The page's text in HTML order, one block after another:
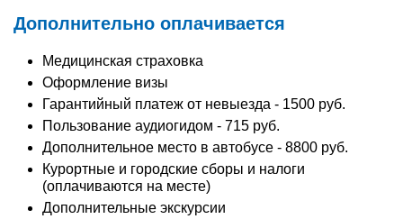
Дополнительно оплачивается
Медицинская страховка
Оформление визы
Гарантийный платеж от невыезда - 1500 руб.
Пользование аудиогидом - 715 руб.
Дополнительное место в автобусе - 8800 руб.
Курортные и городские сборы и налоги
(оплачиваются на месте)
Дополнительные экскурсии